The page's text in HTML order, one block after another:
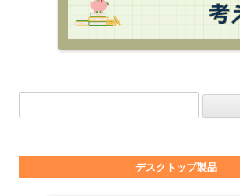
デスクトップ製品